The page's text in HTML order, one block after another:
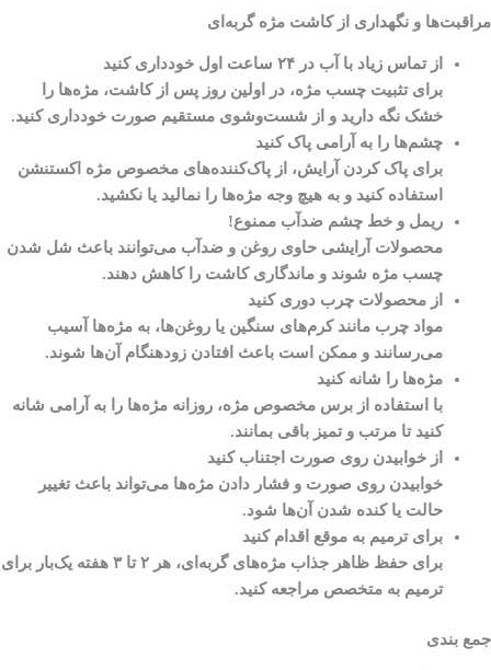
مراقبت‌ها و نگهداری از کاشت مژه گربه‌ای
از تماس زیاد با آب در ۲۴ ساعت اول خودداری کنید
برای تثبیت چسب مژه، در اولین روز پس از کاشت، مژه‌ها را
خشک نگه دارید و از شست‌وشوی مستقیم صورت خودداری کنید.
چشم‌ها را به آرامی پاک کنید
برای پاک کردن آرایش، از پاک‌کننده‌های مخصوص مژه اکستنشن
استفاده کنید و به هیچ وجه مژه‌ها را نمالید یا نکشید.
ریمل و خط چشم ضدآب ممنوع!
محصولات آرایشی حاوی روغن و ضدآب می‌توانند باعث شل شدن
چسب مژه شوند و ماندگاری کاشت را کاهش دهند.
از محصولات چرب دوری کنید
مواد چرب مانند کرم‌های سنگین یا روغن‌ها، به مژه‌ها آسیب
می‌رسانند و ممکن است باعث افتادن زودهنگام آن‌ها شوند.
مژه‌ها را شانه کنید
با استفاده از برس مخصوص مژه، روزانه مژه‌ها را به آرامی شانه
کنید تا مرتب و تمیز باقی بمانند.
از خوابیدن روی صورت اجتناب کنید
خوابیدن روی صورت و فشار دادن مژه‌ها می‌تواند باعث تغییر
حالت یا کنده شدن آن‌ها شود.
برای ترمیم به موقع اقدام کنید
برای حفظ ظاهر جذاب مژه‌های گربه‌ای، هر ۲ تا ۳ هفته یک‌بار برای
ترمیم به متخصص مراجعه کنید.
جمع بندی